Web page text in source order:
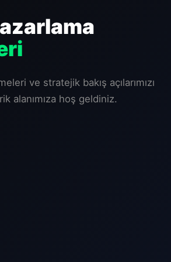
ve stratejik bakış açılarımızı
alanımıza hoş geldiniz.